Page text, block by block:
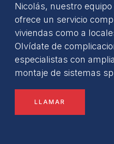
Nicolás, nuestro
ofrece un servicio
viviendas como a
Olvídate de
especialistas con
montaje de sistemas
LLAMAR